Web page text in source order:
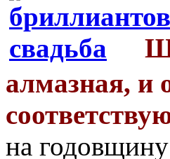
алмазная, и
на